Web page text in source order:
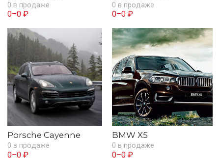
0 в продаже
0–0 ₽
0 в продаже
0–0 ₽
Porsche Cayenne
0 в продаже
0–0 ₽
BMW X5
0 в продаже
0–0 ₽